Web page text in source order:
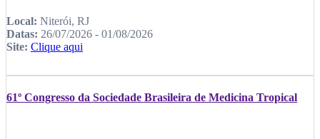
Local: Niterói, RJ
Datas: 26/07/2026 - 01/08/2026
Site: Clique aqui
61º Congresso da Sociedade Brasileira de Medicina Tropical